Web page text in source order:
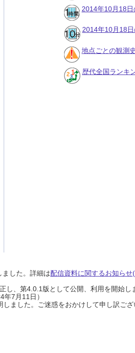
2014年10月18
2014年10月18
地点ごとの観測
歴代全国ランキ
した。詳細は配信資料に関するお知らせ
、第4.0.1版として公開、利用を開始し
7月11日）
ました。ご迷惑をおかけして申し訳ご